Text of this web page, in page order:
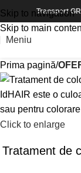
Skip to navigation
Skip to main
Transport
Meniu
Prima pagină
Click to enlarge
Tratament de